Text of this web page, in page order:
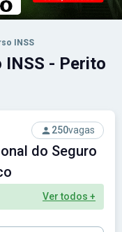
INSS
250vagas
do Seguro
Ver todos +
- Perito